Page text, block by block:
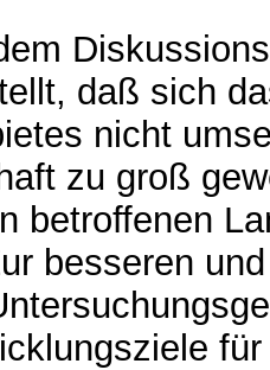
daß sich
nicht
zu groß
betroffenen
besseren